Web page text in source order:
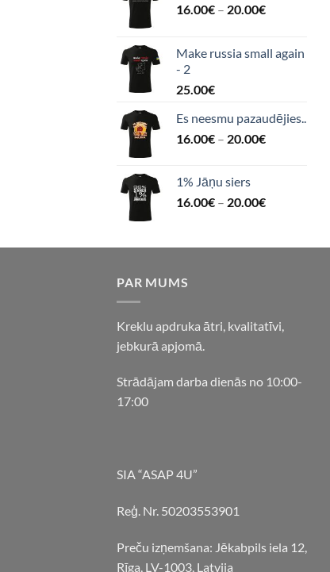
16.00€ – 20.00€
Make russia small again
- 2
25.00€
Es neesmu pazaudējies..
16.00€ – 20.00€
1% Jāņu siers
16.00€ – 20.00€
PAR MUMS
Kreklu apdruka ātri, kvalitatīvi,
jebkurā apjomā.
Strādājam darba dienās no 10:00-
17:00
SIA “ASAP 4U”
Reģ. Nr. 50203553901
Preču izņemšana: Jēkabpils iela 12,
Rīga, LV-1003, Latvija